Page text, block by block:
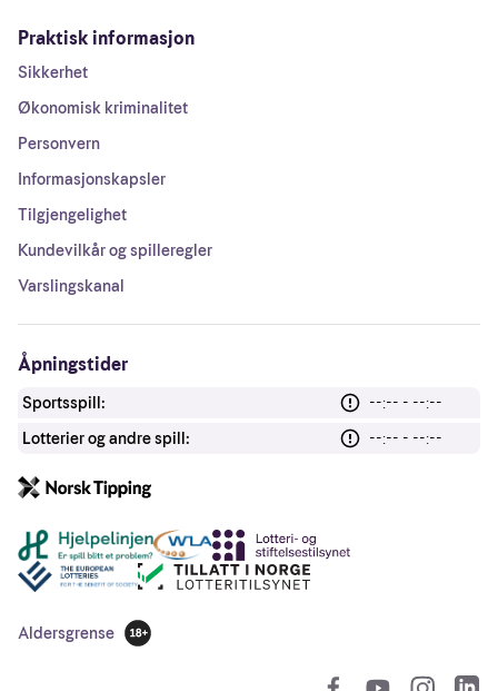
Praktisk informasjon
Sikkerhet
Økonomisk kriminalitet
Personvern
Informasjonskapsler
Tilgjengelighet
Kundevilkår og spilleregler
Varslingskanal
Åpningstider
Sportsspill:
--:-- - --:--
Lotterier og andre spill:
--:-- - --:--
Andre lenker
Aldersgrense
18 år